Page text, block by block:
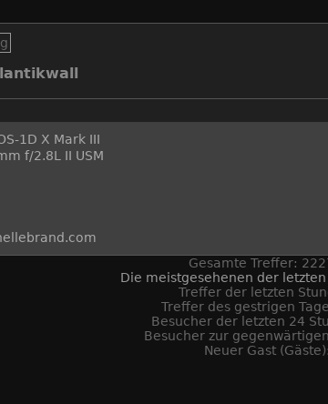
1D X Mark III
f/2.8L II USM
Gesamte Treffer:
Die meistgesehenen der
Treffer der letzten
Treffer des gestrigen
Besucher der letzten 24
Besucher zur
Neuer Gast